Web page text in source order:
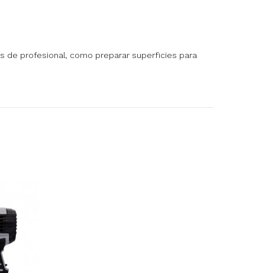
de profesional, como preparar superficies para